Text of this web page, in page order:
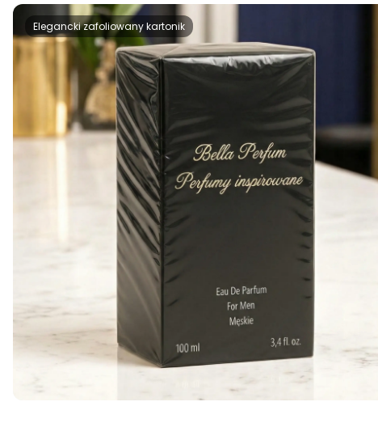
Elegancki zafoliowany kartonik